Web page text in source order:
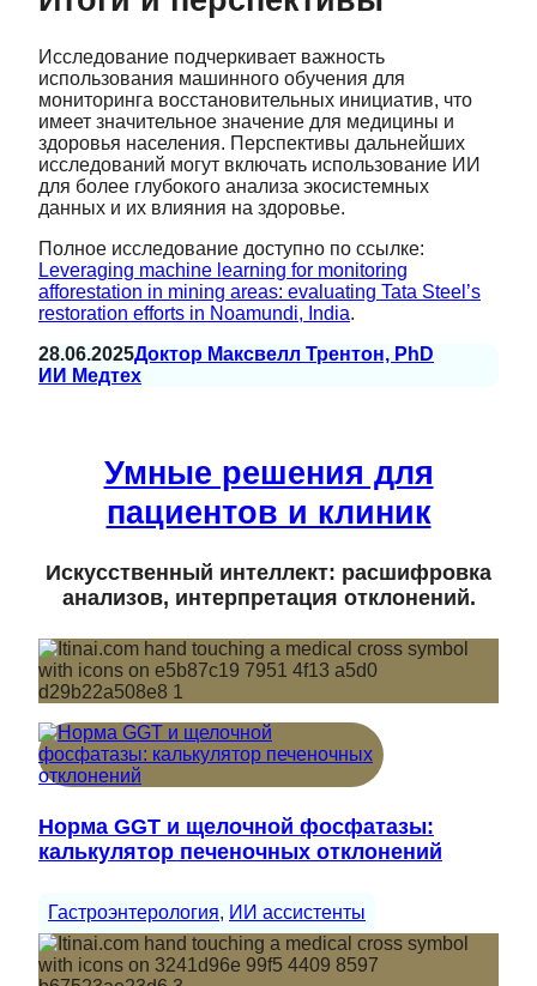
Исследование подчеркивает важность
использования машинного обучения для
мониторинга восстановительных инициатив, что
имеет значительное значение для медицины и
здоровья населения. Перспективы дальнейших
исследований могут включать использование ИИ
для более глубокого анализа экосистемных
данных и их влияния на здоровье.
Полное исследование доступно по ссылке:
Leveraging machine learning for monitoring
afforestation in mining areas: evaluating Tata Steel’s
restoration efforts in Noamundi, India.
28.06.2025Доктор Максвелл Трентон, PhD
ИИ Медтех
Умные решения для
пациентов и клиник
Искусственный интеллект: расшифровка
анализов, интерпретация отклонений.
Норма GGT и щелочной фосфатазы:
калькулятор печеночных отклонений
Гастроэнтерология, ИИ ассистенты